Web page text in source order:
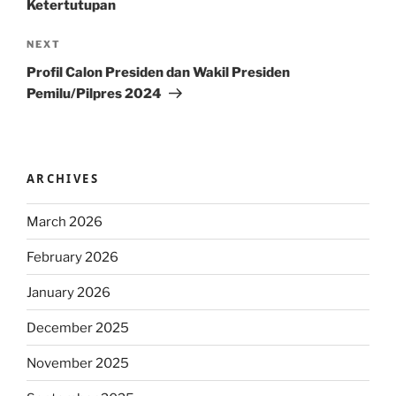
Ketertutupan
Next
Post
NEXT
Profil Calon Presiden dan Wakil Presiden
Pemilu/Pilpres 2024
ARCHIVES
March 2026
February 2026
January 2026
December 2025
November 2025